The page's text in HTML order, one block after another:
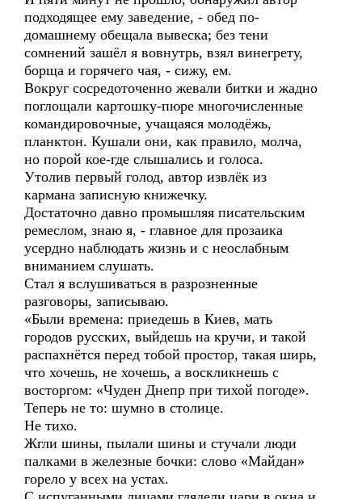
подходящее ему заведение, - обед по-
домашнему обещала вывеска; без тени
сомнений зашёл я вовнутрь, взял винегрету,
борща и горячего чая, - сижу, ем.
Вокруг сосредоточенно жевали битки и жадно
поглощали картошку-пюре многочисленные
командировочные, учащаяся молодёжь,
планктон. Кушали они, как правило, молча,
но порой кое-где слышались и голоса.
Утолив первый голод, автор извлёк из
кармана записную книжечку.
Достаточно давно промышляя писательским
ремеслом, знаю я, - главное для прозаика
усердно наблюдать жизнь и с неослабным
вниманием слушать.
Стал я вслушиваться в разрозненные
разговоры, записываю.
«Были времена: приедешь в Киев, мать
городов русских, выйдешь на кручи, и такой
распахнётся перед тобой простор, такая ширь,
что хочешь, не хочешь, а воскликнешь с
восторгом: «Чуден Днепр при тихой погоде».
Теперь не то: шумно в столице.
Не тихо.
Жгли шины, пылали шины и стучали люди
палками в железные бочки: слово «Майдан»
горело у всех на устах.